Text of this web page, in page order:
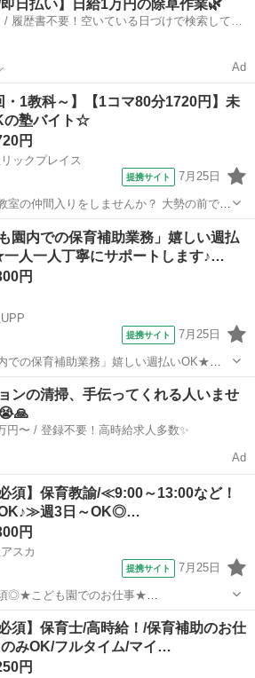
/即日払い】日給1万円の除草作業🌿
/ 履歴書不要！空いている日づけで検索して即
Ad
・1教科～】【1コマ80分1720円】未
の塾バイト☆
円
ックプレイス
提携サイト 7月25日
間入りをしませんか？ 大勢の前で話
経験の方、 まずは個別指導から始めません
塾講師
も園内での保育補助業務」嬉しい週払
人一人丁寧にサポートします♪…
円
提携サイト 7月25日
での保育補助業務」嬉しい週払いOK★一
♪様々な年代のスタッフさんが活躍中！充
ぴ
す...
ンの清掃、手伝ってくれる人いませ
日給例1万円〜 / 登録不要！高時給求人多数✨
Ad
必須】保育教諭/≪9:00～13:00など！
週3日～OK◎…
円
スカ
提携サイト 7月25日
◎★こども園でのお仕事★
事をお願いします！ 園舎も新しく
規の方が担任を持ち、 パ
保育士
必須】保育士/高時給！/保育補助のお仕
みOK/フルタイム/マイ…
円